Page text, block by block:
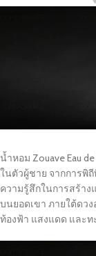
น้ำหอม Zouave Eau
ในตัวผู้ชาย จากการพิ
ความรู้สึกในการสร้า
บนยอดเขา ภายใต้ดว
ท้องฟ้า แสงแดด และท